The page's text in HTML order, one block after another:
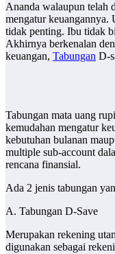
Ananda walaupun telah
mengatur keuangannya.
tidak penting. Ibu tidak
Akhirnya berkenalan
keuangan, Tabungan D-
Tabungan mata uang
kemudahan mengatur
kebutuhan bulanan
multiple sub-account
rencana finansial.
Ada 2 jenis tabungan
A. Tabungan D-Save
Merupakan rekening
digunakan sebagai